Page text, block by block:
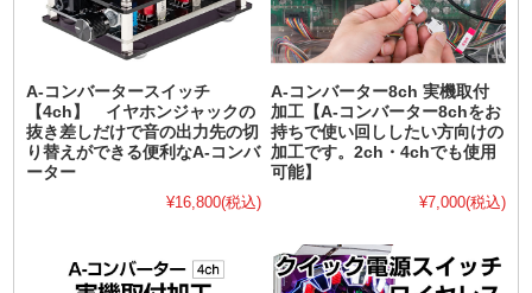
A-コンバータースイッチ
【4ch】 イヤホンジャックの
抜き差しだけで音の出力先の切
り替えができる便利なA-コンバ
ーター
¥16,800(税込)
A-コンバーター8ch 実機取付
加工【A-コンバーター8chをお
持ちで使い回ししたい方向けの
加工です。2ch・4chでも使用
可能】
¥7,000(税込)